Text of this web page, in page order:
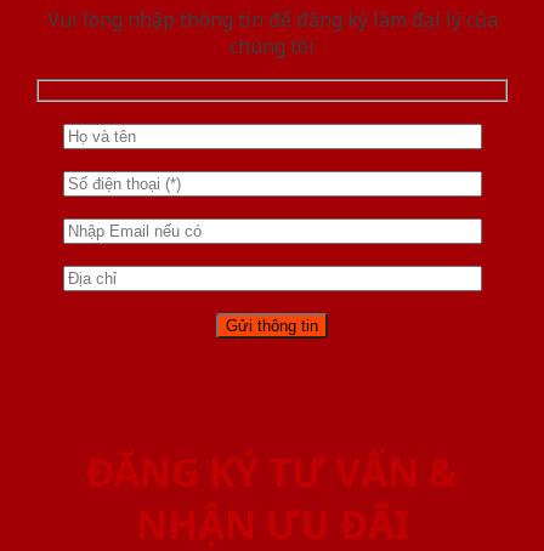
Vui lòng nhập thông tin để đăng ký làm đại lý của
chúng tôi
ĐĂNG KÝ TƯ VẤN &
NHẬN ƯU ĐÃI